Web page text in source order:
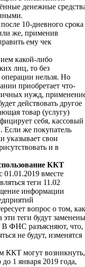
денежные
10-дневного срока
же, применив
ему чек
какой-либо
лиц, то без
нельзя. Но
приобретает что-
нужд,
действовать другое
товар (услугу)
себя, кассовый
Если же покупатель
указывает свои
и в
ККТ
вместе
теги 11.02
информации
вопрос о том, как
теги будут заменены
В ФНС разъясняют, что,
не будут, изменятся
ККТ могут возникнуть,
до 1 января 2019 года,